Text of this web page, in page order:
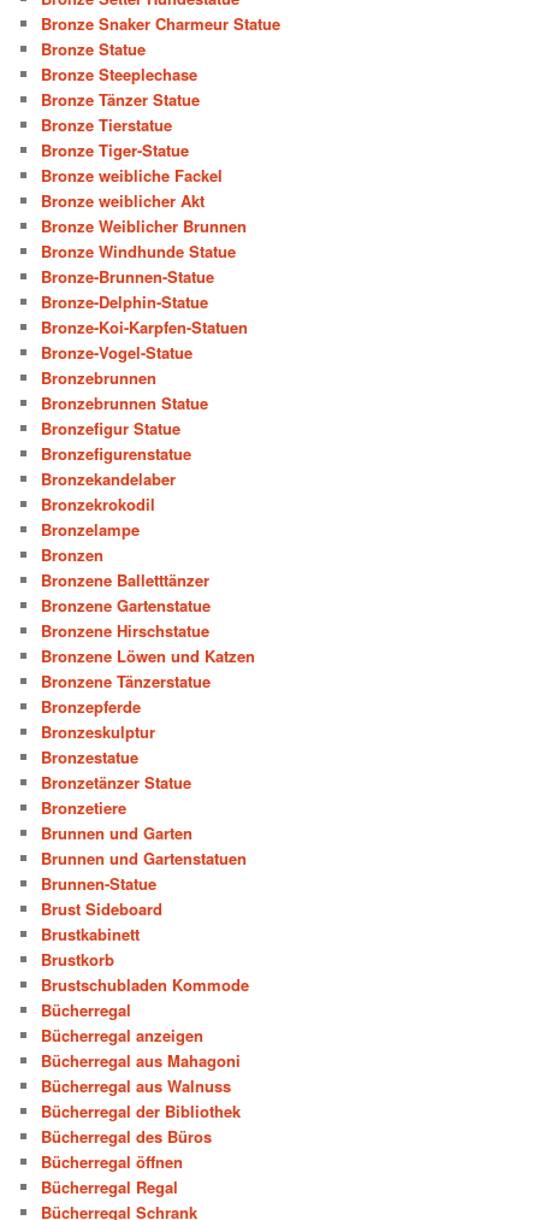
Bronze Snaker Charmeur Statue
Bronze Statue
Bronze Steeplechase
Bronze Tänzer Statue
Bronze Tierstatue
Bronze Tiger-Statue
Bronze weibliche Fackel
Bronze weiblicher Akt
Bronze Weiblicher Brunnen
Bronze Windhunde Statue
Bronze-Brunnen-Statue
Bronze-Delphin-Statue
Bronze-Koi-Karpfen-Statuen
Bronze-Vogel-Statue
Bronzebrunnen
Bronzebrunnen Statue
Bronzefigur Statue
Bronzefigurenstatue
Bronzekandelaber
Bronzekrokodil
Bronzelampe
Bronzen
Bronzene Balletttänzer
Bronzene Gartenstatue
Bronzene Hirschstatue
Bronzene Löwen und Katzen
Bronzene Tänzerstatue
Bronzepferde
Bronzeskulptur
Bronzestatue
Bronzetänzer Statue
Bronzetiere
Brunnen und Garten
Brunnen und Gartenstatuen
Brunnen-Statue
Brust Sideboard
Brustkabinett
Brustkorb
Brustschubladen Kommode
Bücherregal
Bücherregal anzeigen
Bücherregal aus Mahagoni
Bücherregal aus Walnuss
Bücherregal der Bibliothek
Bücherregal des Büros
Bücherregal öffnen
Bücherregal Regal
Bücherregal Schrank